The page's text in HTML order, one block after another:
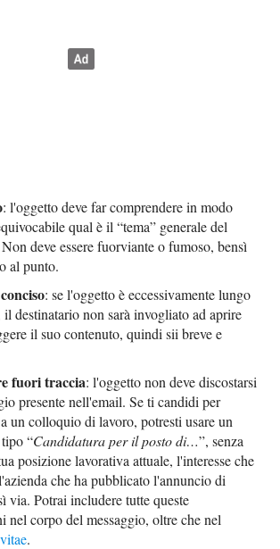
: l'oggetto deve far comprendere in modo
qual è il “tema” generale del
deve essere fuorviante o fumoso, bensì
al punto.
: se l'oggetto è eccessivamente lungo
il destinatario non sarà invogliato ad aprire
il suo contenuto, quindi sii breve e
fuori traccia: l'oggetto non deve discostarsi
presente nell'email. Se ti candidi per
un colloquio di lavoro, potresti usare un
“Candidatura per il posto di…”, senza
posizione lavorativa attuale, l'interesse che
che ha pubblicato l'annuncio di
via. Potrai includere tutte queste
nel corpo del messaggio, oltre che nel
.